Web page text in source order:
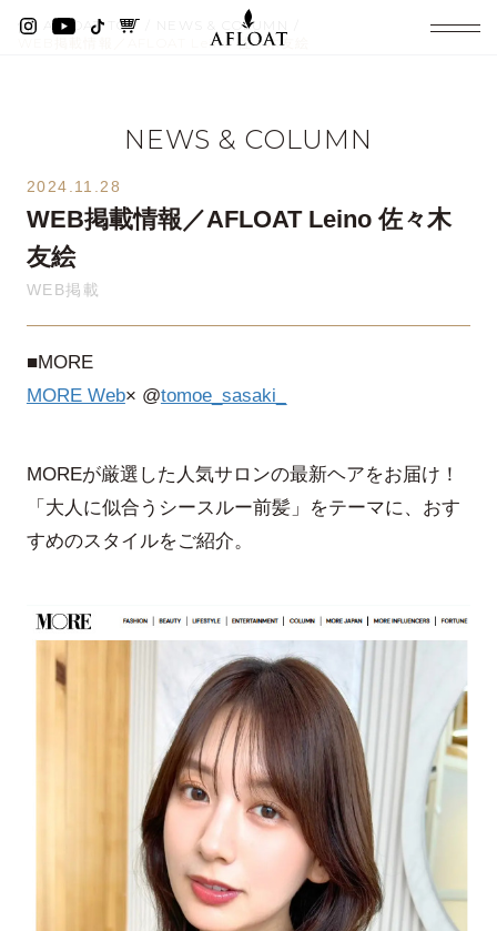
AFLOAT TOP
NEWS & COLUMN
WEB掲載情報／AFLOAT Leino 佐々木友絵
NEWS & COLUMN
2024.11.28
WEB掲載情報／AFLOAT Leino 佐々木
友絵
WEB掲載
■MORE
MORE Web× @tomoe_sasaki_
MOREが厳選した人気サロンの最新ヘアをお届け！
「大人に似合うシースルー前髪」をテーマに、おす
すめのスタイルをご紹介。